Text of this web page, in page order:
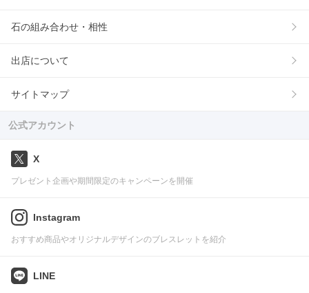
石の組み合わせ・相性
出店について
サイトマップ
公式アカウント
X
プレゼント企画や期間限定のキャンペーンを開催
Instagram
おすすめ商品やオリジナルデザインのブレスレットを紹介
LINE